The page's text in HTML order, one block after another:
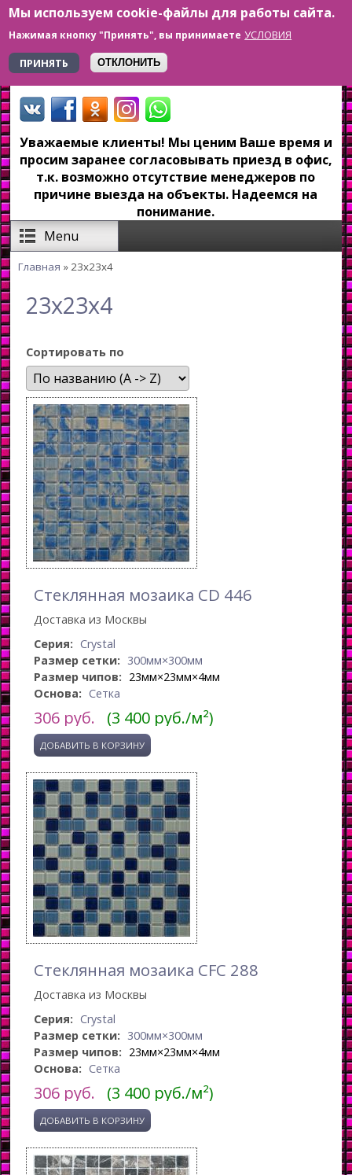
Мы используем cookie-файлы для работы сайта.
Нажимая кнопку "Принять", вы принимаете УСЛОВИЯ
ПРИНЯТЬ
ОТКЛОНИТЬ
Перейти к основному содержанию
+7 923 179-6-279
Уважаемые клиенты! Мы ценим Ваше время и
просим заранее согласовывать приезд в офис,
т.к. возможно отсутствие менеджеров по
причине выезда на объекты. Надеемся на
понимание.
Menu
Главная » 23x23x4
23x23x4
Сортировать по
Стеклянная мозаика CD 446
Доставка из Москвы
Серия: Crystal
Размер сетки: 300мм×300мм
Размер чипов: 23мм×23мм×4мм
Основа: Сетка
306 руб. (3 400 руб./м²)
Стеклянная мозаика CFC 288
Доставка из Москвы
Серия: Crystal
Размер сетки: 300мм×300мм
Размер чипов: 23мм×23мм×4мм
Основа: Сетка
306 руб. (3 400 руб./м²)